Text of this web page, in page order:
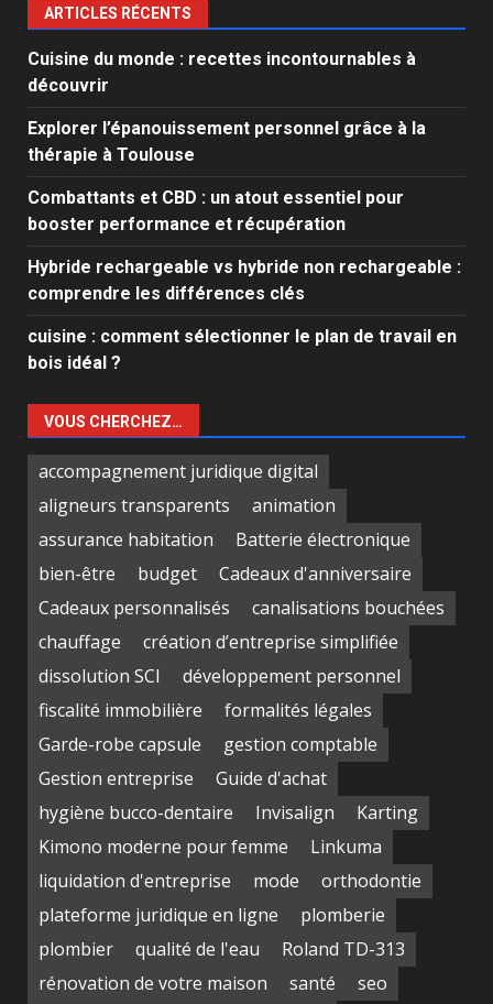
ARTICLES RÉCENTS
Cuisine du monde : recettes incontournables à
découvrir
Explorer l’épanouissement personnel grâce à la
thérapie à Toulouse
Combattants et CBD : un atout essentiel pour
booster performance et récupération
Hybride rechargeable vs hybride non rechargeable :
comprendre les différences clés
cuisine : comment sélectionner le plan de travail en
bois idéal ?
VOUS CHERCHEZ…
accompagnement juridique digital
aligneurs transparents
animation
assurance habitation
Batterie électronique
bien-être
budget
Cadeaux d'anniversaire
Cadeaux personnalisés
canalisations bouchées
chauffage
création d’entreprise simplifiée
dissolution SCI
développement personnel
fiscalité immobilière
formalités légales
Garde-robe capsule
gestion comptable
Gestion entreprise
Guide d'achat
hygiène bucco-dentaire
Invisalign
Karting
Kimono moderne pour femme
Linkuma
liquidation d'entreprise
mode
orthodontie
plateforme juridique en ligne
plomberie
plombier
qualité de l'eau
Roland TD-313
rénovation de votre maison
santé
seo